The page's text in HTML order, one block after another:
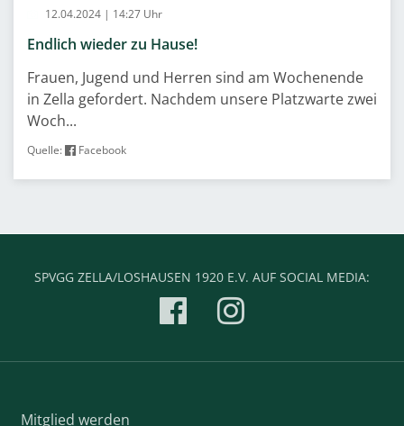
12.04.2024 | 14:27 Uhr
Endlich wieder zu Hause!
Frauen, Jugend und Herren sind am Wochenende
in Zella gefordert. Nachdem unsere Platzwarte zwei
Woch...
Quelle: Facebook
SPVGG ZELLA/LOSHAUSEN 1920 E.V. AUF SOCIAL MEDIA:
Mitglied werden